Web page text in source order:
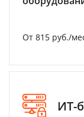
От 815 руб./
ИТ-